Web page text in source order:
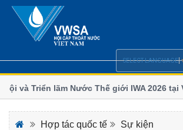
Triển lãm Nước Thế giới IWA 2026 tại
và Hội nghị Quốc tế ngành Nước Borneo
Hợp tác quốc tế Sự kiện
SELECT LANGUAGE